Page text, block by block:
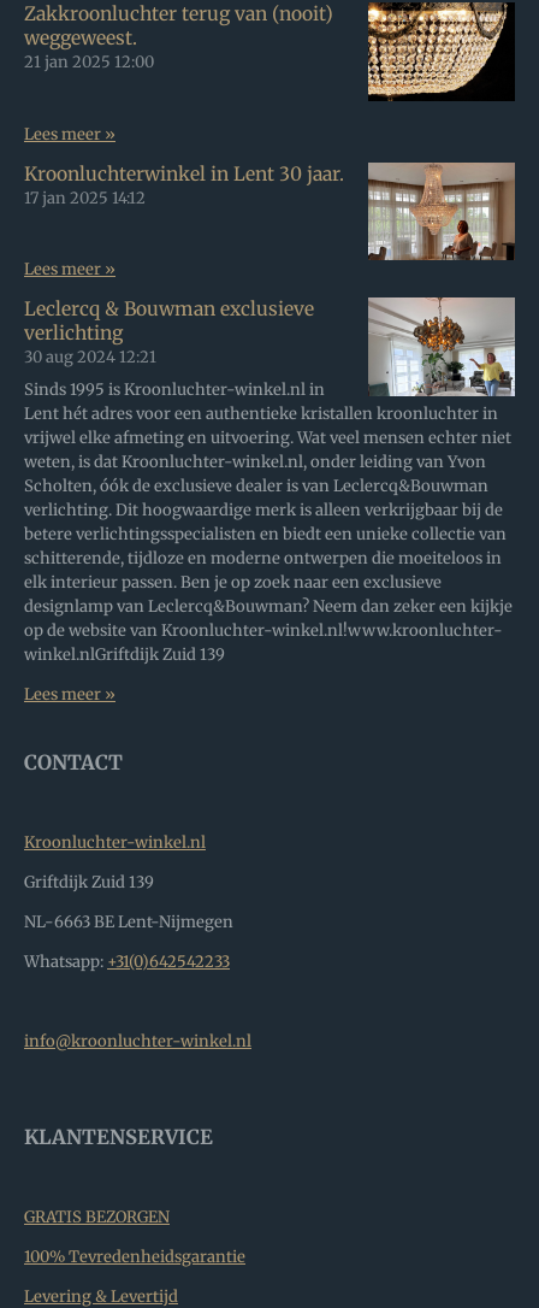
Zakkroonluchter terug van (nooit)
weggeweest.
21 jan 2025 12:00
Lees meer »
Kroonluchterwinkel in Lent 30 jaar.
17 jan 2025 14:12
Lees meer »
Leclercq & Bouwman exclusieve
verlichting
30 aug 2024 12:21
Sinds 1995 is Kroonluchter-winkel.nl in
Lent hét adres voor een authentieke kristallen kroonluchter in
vrijwel elke afmeting en uitvoering. Wat veel mensen echter niet
weten, is dat Kroonluchter-winkel.nl, onder leiding van Yvon
Scholten, óók de exclusieve dealer is van Leclercq&Bouwman
verlichting. Dit hoogwaardige merk is alleen verkrijgbaar bij de
betere verlichtingsspecialisten en biedt een unieke collectie van
schitterende, tijdloze en moderne ontwerpen die moeiteloos in
elk interieur passen. Ben je op zoek naar een exclusieve
designlamp van Leclercq&Bouwman? Neem dan zeker een kijkje
op de website van Kroonluchter-winkel.nl!www.kroonluchter-
winkel.nlGriftdijk Zuid 139
Lees meer »
CONTACT
Kroonluchter-winkel.nl
Griftdijk Zuid 139
NL-6663 BE Lent-Nijmegen
Whatsapp: +31(0)642542233
info@kroonluchter-winkel.nl
KLANTENSERVICE
GRATIS BEZORGEN
100% Tevredenheidsgarantie
Levering & Levertijd